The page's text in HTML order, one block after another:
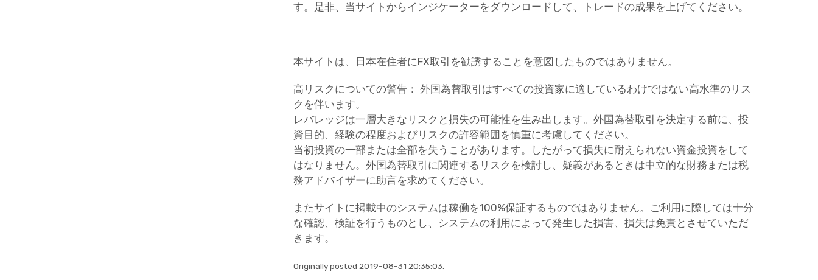
す。是非、当サイトからインジケーターをダウンロードして、トレードの成果を上げてください。
本サイトは、日本在住者にFX取引を勧誘することを意図したものではありません。
高リスクについての警告： 外国為替取引はすべての投資家に適しているわけではない高水準のリス
クを伴います。
レバレッジは一層大きなリスクと損失の可能性を生み出します。外国為替取引を決定する前に、投
資目的、経験の程度およびリスクの許容範囲を慎重に考慮してください。
当初投資の一部または全部を失うことがあります。したがって損失に耐えられない資金投資をして
はなりません。外国為替取引に関連するリスクを検討し、疑義があるときは中立的な財務または税
務アドバイザーに助言を求めてください。
またサイトに掲載中のシステムは稼働を100%保証するものではありません。ご利用に際しては十分
な確認、検証を行うものとし、システムの利用によって発生した損害、損失は免責とさせていただ
きます。
Originally posted 2019-08-31 20:35:03.